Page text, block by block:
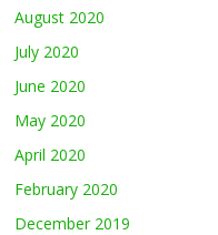
August 2020
July 2020
June 2020
May 2020
April 2020
February 2020
December 2019